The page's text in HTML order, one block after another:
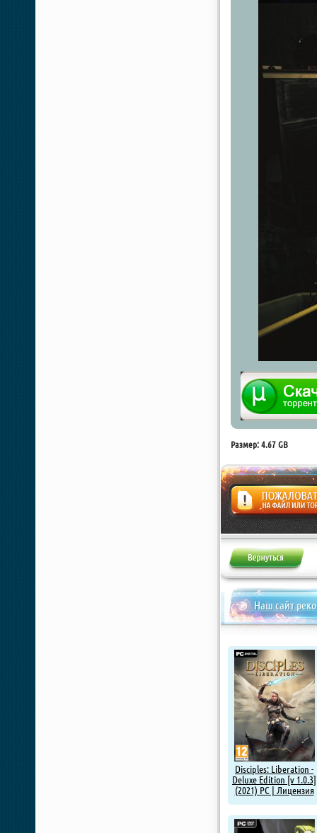
Размер: 4.67 GB
Жалоба
Наш сайт
Disciples: Liberation -
Deluxe Edition [v 1.0.3]
(2021) PC | Лицензия